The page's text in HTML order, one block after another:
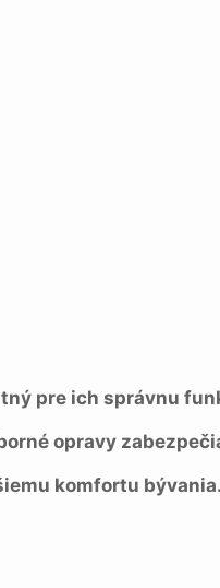
pre ich správnu
opravy
komfortu bývania.